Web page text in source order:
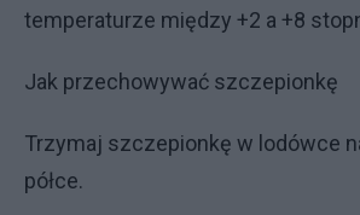
temperaturze między +2 a +8
Jak przechowywać szczepionkę
Trzymaj szczepionkę w lodówce
półce.